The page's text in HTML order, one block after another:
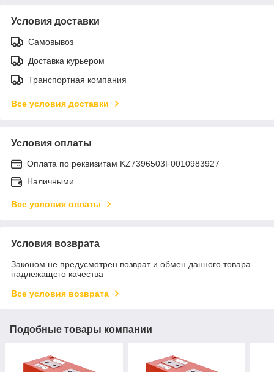
Условия доставки
Самовывоз
Доставка курьером
Транспортная компания
Все условия доставки
Условия оплаты
Оплата по реквизитам KZ7396503F0010983927
Наличными
Все условия оплаты
Условия возврата
Законом не предусмотрен возврат и обмен данного товара
надлежащего качества
Все условия возврата
Подобные товары компании